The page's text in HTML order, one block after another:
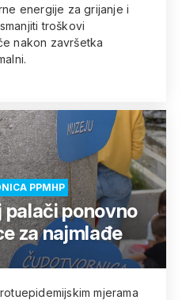
energije za grijanje i
troškovi
nakon završetka
PPMHP
palači ponovno
za najmlađe
mjerama